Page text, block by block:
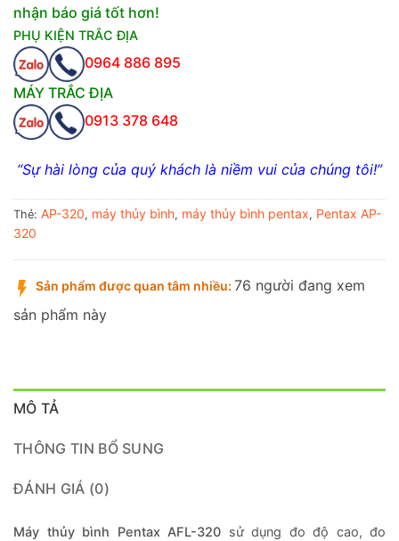
nhận báo giá tốt hơn!
PHỤ KIỆN TRẮC ĐỊA
0964 886 895
MÁY TRẮC ĐỊA
0913 378 648
“Sự hài lòng của quý khách là niềm vui của chúng tôi!”
Thẻ: AP-320, máy thủy bình, máy thủy bình pentax, Pentax AP-
320
Sản phẩm được quan tâm nhiều: 76 người đang xem
sản phẩm này
MÔ TẢ
THÔNG TIN BỔ SUNG
ĐÁNH GIÁ (0)
Máy thủy bình Pentax AFL-320 sử dụng đo độ cao, đo